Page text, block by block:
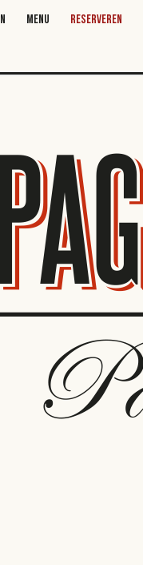
MENU RESERVEREN